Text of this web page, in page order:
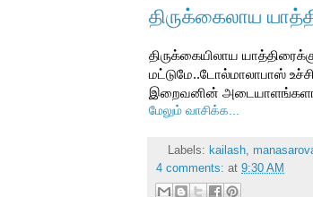
திருக்கைலாய
திருக்கையிலாய
மட்டுமே..டோல்மாலாபாஸ்
இறைவனின் அடையாளங்களாக
மேலும் வாசிக்க...
Labels: kailash,
4 comments: at 9:30 AM